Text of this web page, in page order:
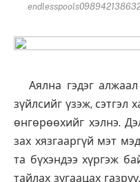
Аялна гэдэг алжаал
зүйлсийг үзэж, сэтгэл
өнгөрөөхийг хэлнэ.
зах хязгааргүй мэт
та бүхэндээ хүргэж
тайлах зугаацах